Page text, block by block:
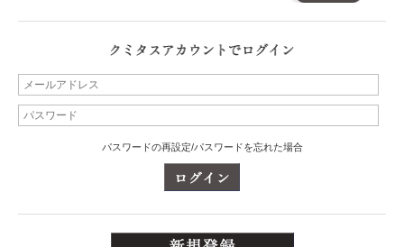
パスワードの再設定/パスワードを忘れた場合